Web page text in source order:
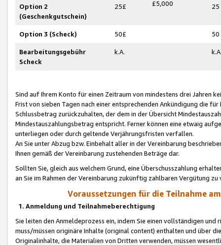
Option 2
(Geschenkgutschein)
25£ £5,000 25
Option 3 (Scheck) 50£ 50
Bearbeitungsgebühr
Scheck
k.A.
Sind auf Ihrem Konto für einen Zeitraum von mindestens drei Jahren
Frist von sieben Tagen nach einer entsprechenden Ankündigung die
Schlussbetrag zurückzuhalten, der dem in der Übersicht
Mindestauszahlungsbetrag entspricht. Ferner können eine etwaig
unterliegen oder durch geltende Verjährungsfristen verfallen.
An Sie unter Abzug bzw. Einbehalt aller in der Vereinbarung
Ihnen gemäß der Vereinbarung zustehenden Beträge dar.
Sollten Sie, gleich aus welchem Grund, eine Überschusszahlung
an Sie im Rahmen der Vereinbarung zukünftig zahlbaren Vergütung zu
Voraussetzungen für die Teilnahme
1. Anmeldung und Teilnahmeberechtigung
Sie leiten den Anmeldeprozess ein, indem Sie einen vollständigen
muss/müssen originäre Inhalte (original content) enthalten und über
Originalinhalte, die Materialien von Dritten verwenden, müssen